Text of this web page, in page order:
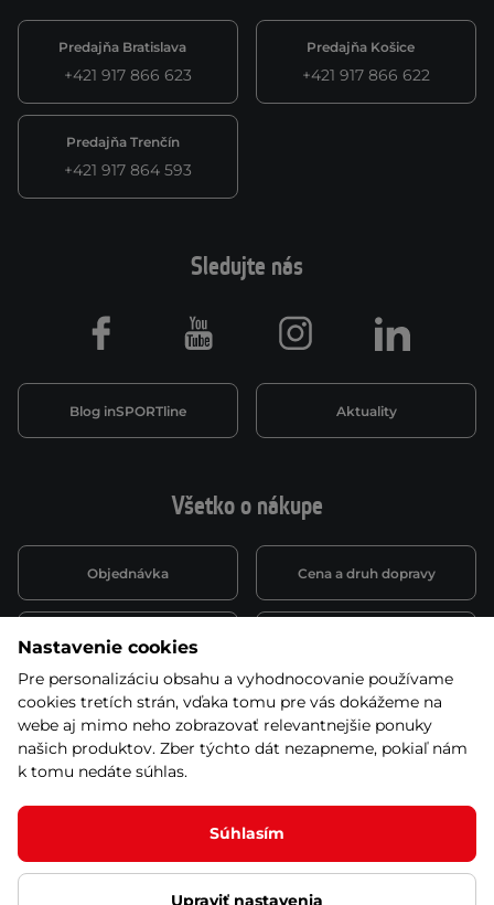
Ľutujeme, ale tento produkt už nie je zaradený v
Predajňa Bratislava
+421 917 866 623
Predajňa Košice
+421 917 866 622
Predajňa Trenčín
+421 917 864 593
Všetko o nákupe
Objednávka Cena a druh dopravy
Spôsob platby
Montáž a servis Reklamácie a záruka
Kariéra
Sledujte nás
Blog inSPORTline Aktuality
Facebook Youtube Instagram LinkedIn
Nastavenie cookies
Pre personalizáciu obsahu a vyhodnocovanie používame
cookies tretích strán, vďaka tomu pre vás dokážeme na
webe aj mimo neho zobrazovať relevantnejšie ponuky
našich produktov. Zber týchto dát nezapneme, pokiaľ nám
k tomu nedáte súhlas.
Súhlasím
Upraviť nastavenia